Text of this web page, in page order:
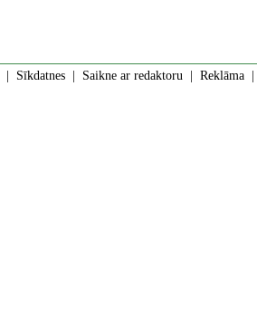
Sīkdatnes Saikne ar redaktoru Reklāma